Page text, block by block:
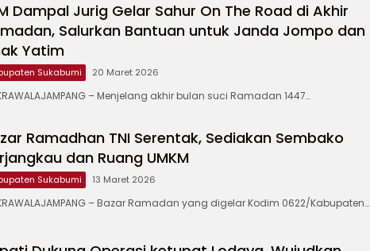
Dampal Jurig Gelar Sahur On The Road di Akhir
Salurkan Bantuan untuk Janda Jompo dan
Yatim
Sukabumi 20 Maret 2026
– Menjelang akhir bulan suci Ramadan 1447…
Ramadhan TNI Serentak, Sediakan Sembako
dan Ruang UMKM
Sukabumi 13 Maret 2026
– Bazar Ramadan yang digelar Kodim 0622/Kabupaten…